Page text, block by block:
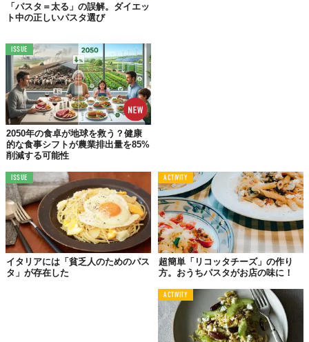
©Makuake
「パスタ＝太る」の誤解。ダイエッ
ト中の正しいパスタ選び
ISSUE
2050年の食卓が地球を救う？健康
的な食事シフトが農業排出量を85%
削減する可能性
ISSUE
イタリアには「貧乏人のためのパス
タ」が存在した
ACTIVITY
超簡単「リコッタチーズ」の作り
方。おうちパスタがお店の味に！
ACTIVITY